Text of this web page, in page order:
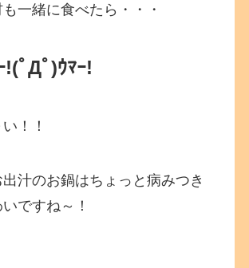
一緒に食べたら・・・
!(ﾟДﾟ)ｳﾏｰ!
！！
汁のお鍋はちょっと病みつき
ですね～！